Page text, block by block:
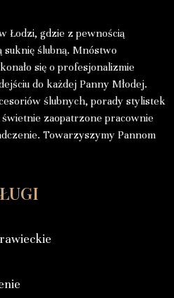
Łodzi, gdzie z pewnością
ślubną. Mnóstwo
się o profesjonalizmie
do każdej Panny Młodej.
ślubnych, porady stylistek
świetnie zaopatrzone pracownie
Towarzyszymy Pannom